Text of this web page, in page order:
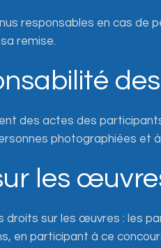
responsables en cas de
remise.
des actes des
photographiées et à
les
droits sur les œuvres : les
en participant à ce